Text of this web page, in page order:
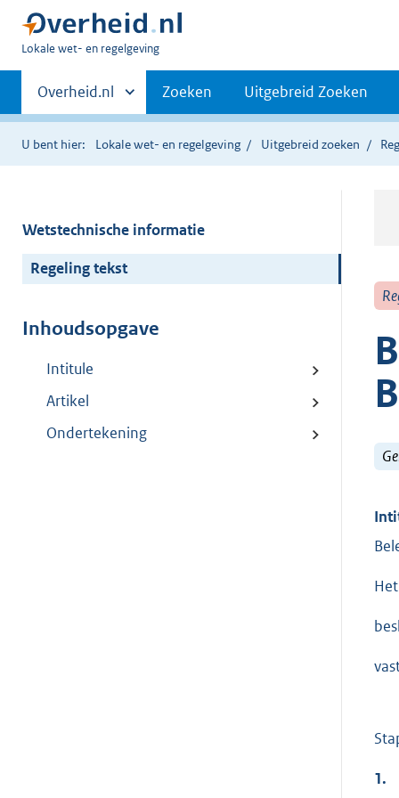
U
hier:
Lokale wet- en regelgeving
Primaire
navigatie
Andere
sites
binnen
Overheid.nl Zoeken Uitgebreid Zoeken
U bent hier: Lokale wet- en regelgeving Uitgebreid zoeken
Wetstechnische informatie
Regeling tekst
Inhoudsopgave
Intitule
Artikel
Ondertekening
1.